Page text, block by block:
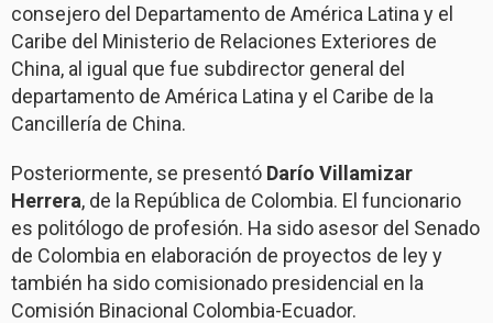
consejero del Departamento de América Latina y el
Caribe del Ministerio de Relaciones Exteriores de
China, al igual que fue subdirector general del
departamento de América Latina y el Caribe de la
Cancillería de China.
Posteriormente, se presentó Darío Villamizar
Herrera, de la República de Colombia. El funcionario
es politólogo de profesión. Ha sido asesor del Senado
de Colombia en elaboración de proyectos de ley y
también ha sido comisionado presidencial en la
Comisión Binacional Colombia-Ecuador.